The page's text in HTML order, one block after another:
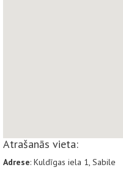
Atrašanās vieta:
Adrese: Kuldīgas iela 1, Sabile